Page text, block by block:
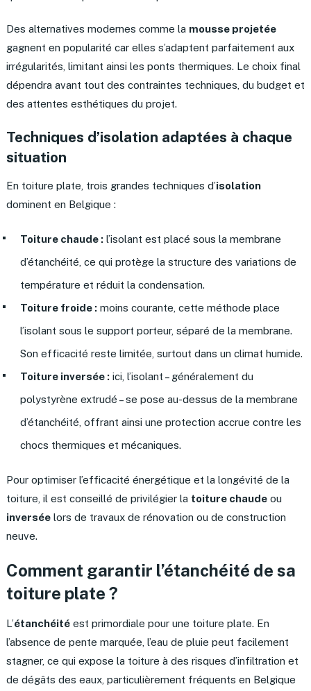
Des alternatives modernes comme la mousse projetée
gagnent en popularité car elles s’adaptent parfaitement aux
irrégularités, limitant ainsi les ponts thermiques. Le choix final
dépendra avant tout des contraintes techniques, du budget et
des attentes esthétiques du projet.
Techniques d’isolation adaptées à chaque
situation
En toiture plate, trois grandes techniques d’isolation
dominent en Belgique :
Toiture chaude :l’isolant est placé sous la membrane
d’étanchéité, ce qui protège la structure des variations de
température et réduit la condensation.
Toiture froide :moins courante, cette méthode place
l’isolant sous le support porteur, séparé de la membrane.
Son efficacité reste limitée, surtout dans un climat humide.
Toiture inversée :ici, l’isolant – généralement du
polystyrène extrudé – se pose au-dessus de la membrane
d’étanchéité, offrant ainsi une protection accrue contre les
chocs thermiques et mécaniques.
Pour optimiser l’efficacité énergétique et la longévité de la
toiture, il est conseillé de privilégier la toiture chaudeou
inverséelors de travaux de rénovation ou de construction
neuve.
Comment garantir l’étanchéité de sa
toiture plate ?
L’étanchéitéest primordiale pour une toiture plate. En
l’absence de pente marquée, l’eau de pluie peut facilement
stagner, ce qui expose la toiture à des risques d’infiltration et
de dégâts des eaux, particulièrement fréquents en Belgique